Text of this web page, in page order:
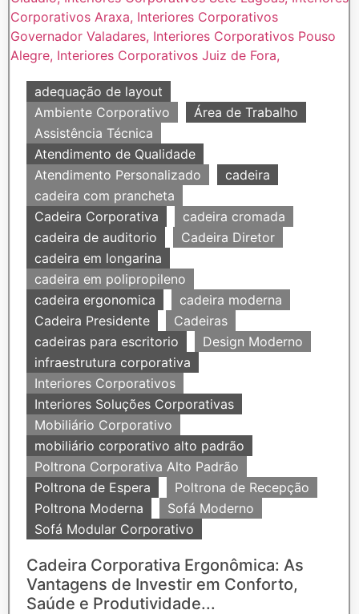
adequação de layout
Ambiente Corporativo
Área de Trabalho
Assistência Técnica
Atendimento de Qualidade
Atendimento Personalizado
cadeira
cadeira com prancheta
Cadeira Corporativa
cadeira cromada
cadeira de auditorio
Cadeira Diretor
cadeira em longarina
cadeira em polipropileno
cadeira ergonomica
cadeira moderna
Cadeira Presidente
Cadeiras
cadeiras para escritorio
Design Moderno
infraestrutura corporativa
Interiores Corporativos
Interiores Soluções Corporativas
Mobiliário Corporativo
mobiliário corporativo alto padrão
Poltrona Corporativa Alto Padrão
Poltrona de Espera
Poltrona de Recepção
Poltrona Moderna
Sofá Moderno
Sofá Modular Corporativo
Cadeira Corporativa Ergonômica: As
Vantagens de Investir em Conforto,
Saúde e Produtividade...